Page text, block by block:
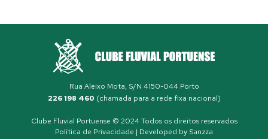
Rua Aleixo Mota, S/N 4150-044 Porto
226 198 460 (chamada para a rede fixa nacional)
Clube Fluvial Portuense © 2024 Todos os direitos reservados
Política de Privacidade | Developed by Sanzza